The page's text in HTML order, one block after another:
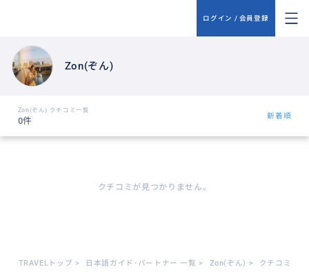
ログイン / 会員登録
Zon(ぞん)
Zon(ぞん) クチコミ一覧
0件 新着順
クチコミが見つかりません。
TRAVELトップ > 日本語ガイド･パートナー 一覧 > Zon(ぞん) > クチコミ